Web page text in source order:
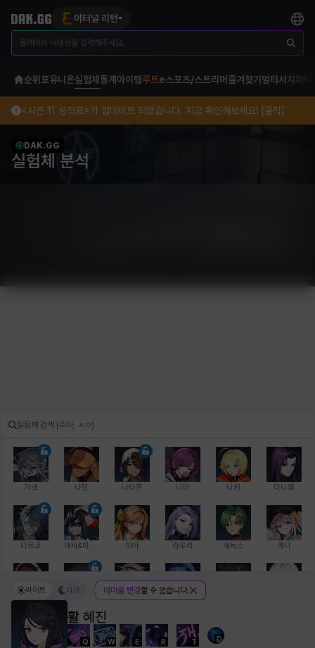
이터널 리턴
순위표유니온실험체 통계 아이템루트e스포츠/스트리머 즐겨찾기 멀티서치 파티
<시즌 11 성적표>가 업데이트 되었습니다. 지금 확인해보세요! [클릭]
DAK.GG
실험체 분석
가넷 나딘 나타폰 니아 니키 다니엘
다르코 띠아 라우라 레녹스 레니
레온 루크 르노어
활 혜진
Q W E R T D
라이트 다크 테마를 변경할 수 있습니다.